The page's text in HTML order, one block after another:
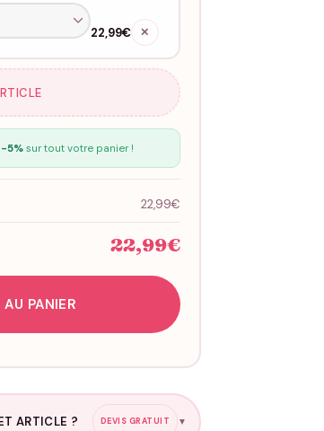
22,99€ ✕
-5%sur tout votre panier !
22,99€
22,99€
PANIER
ARTICLE ? DEVIS GRATUIT ▼